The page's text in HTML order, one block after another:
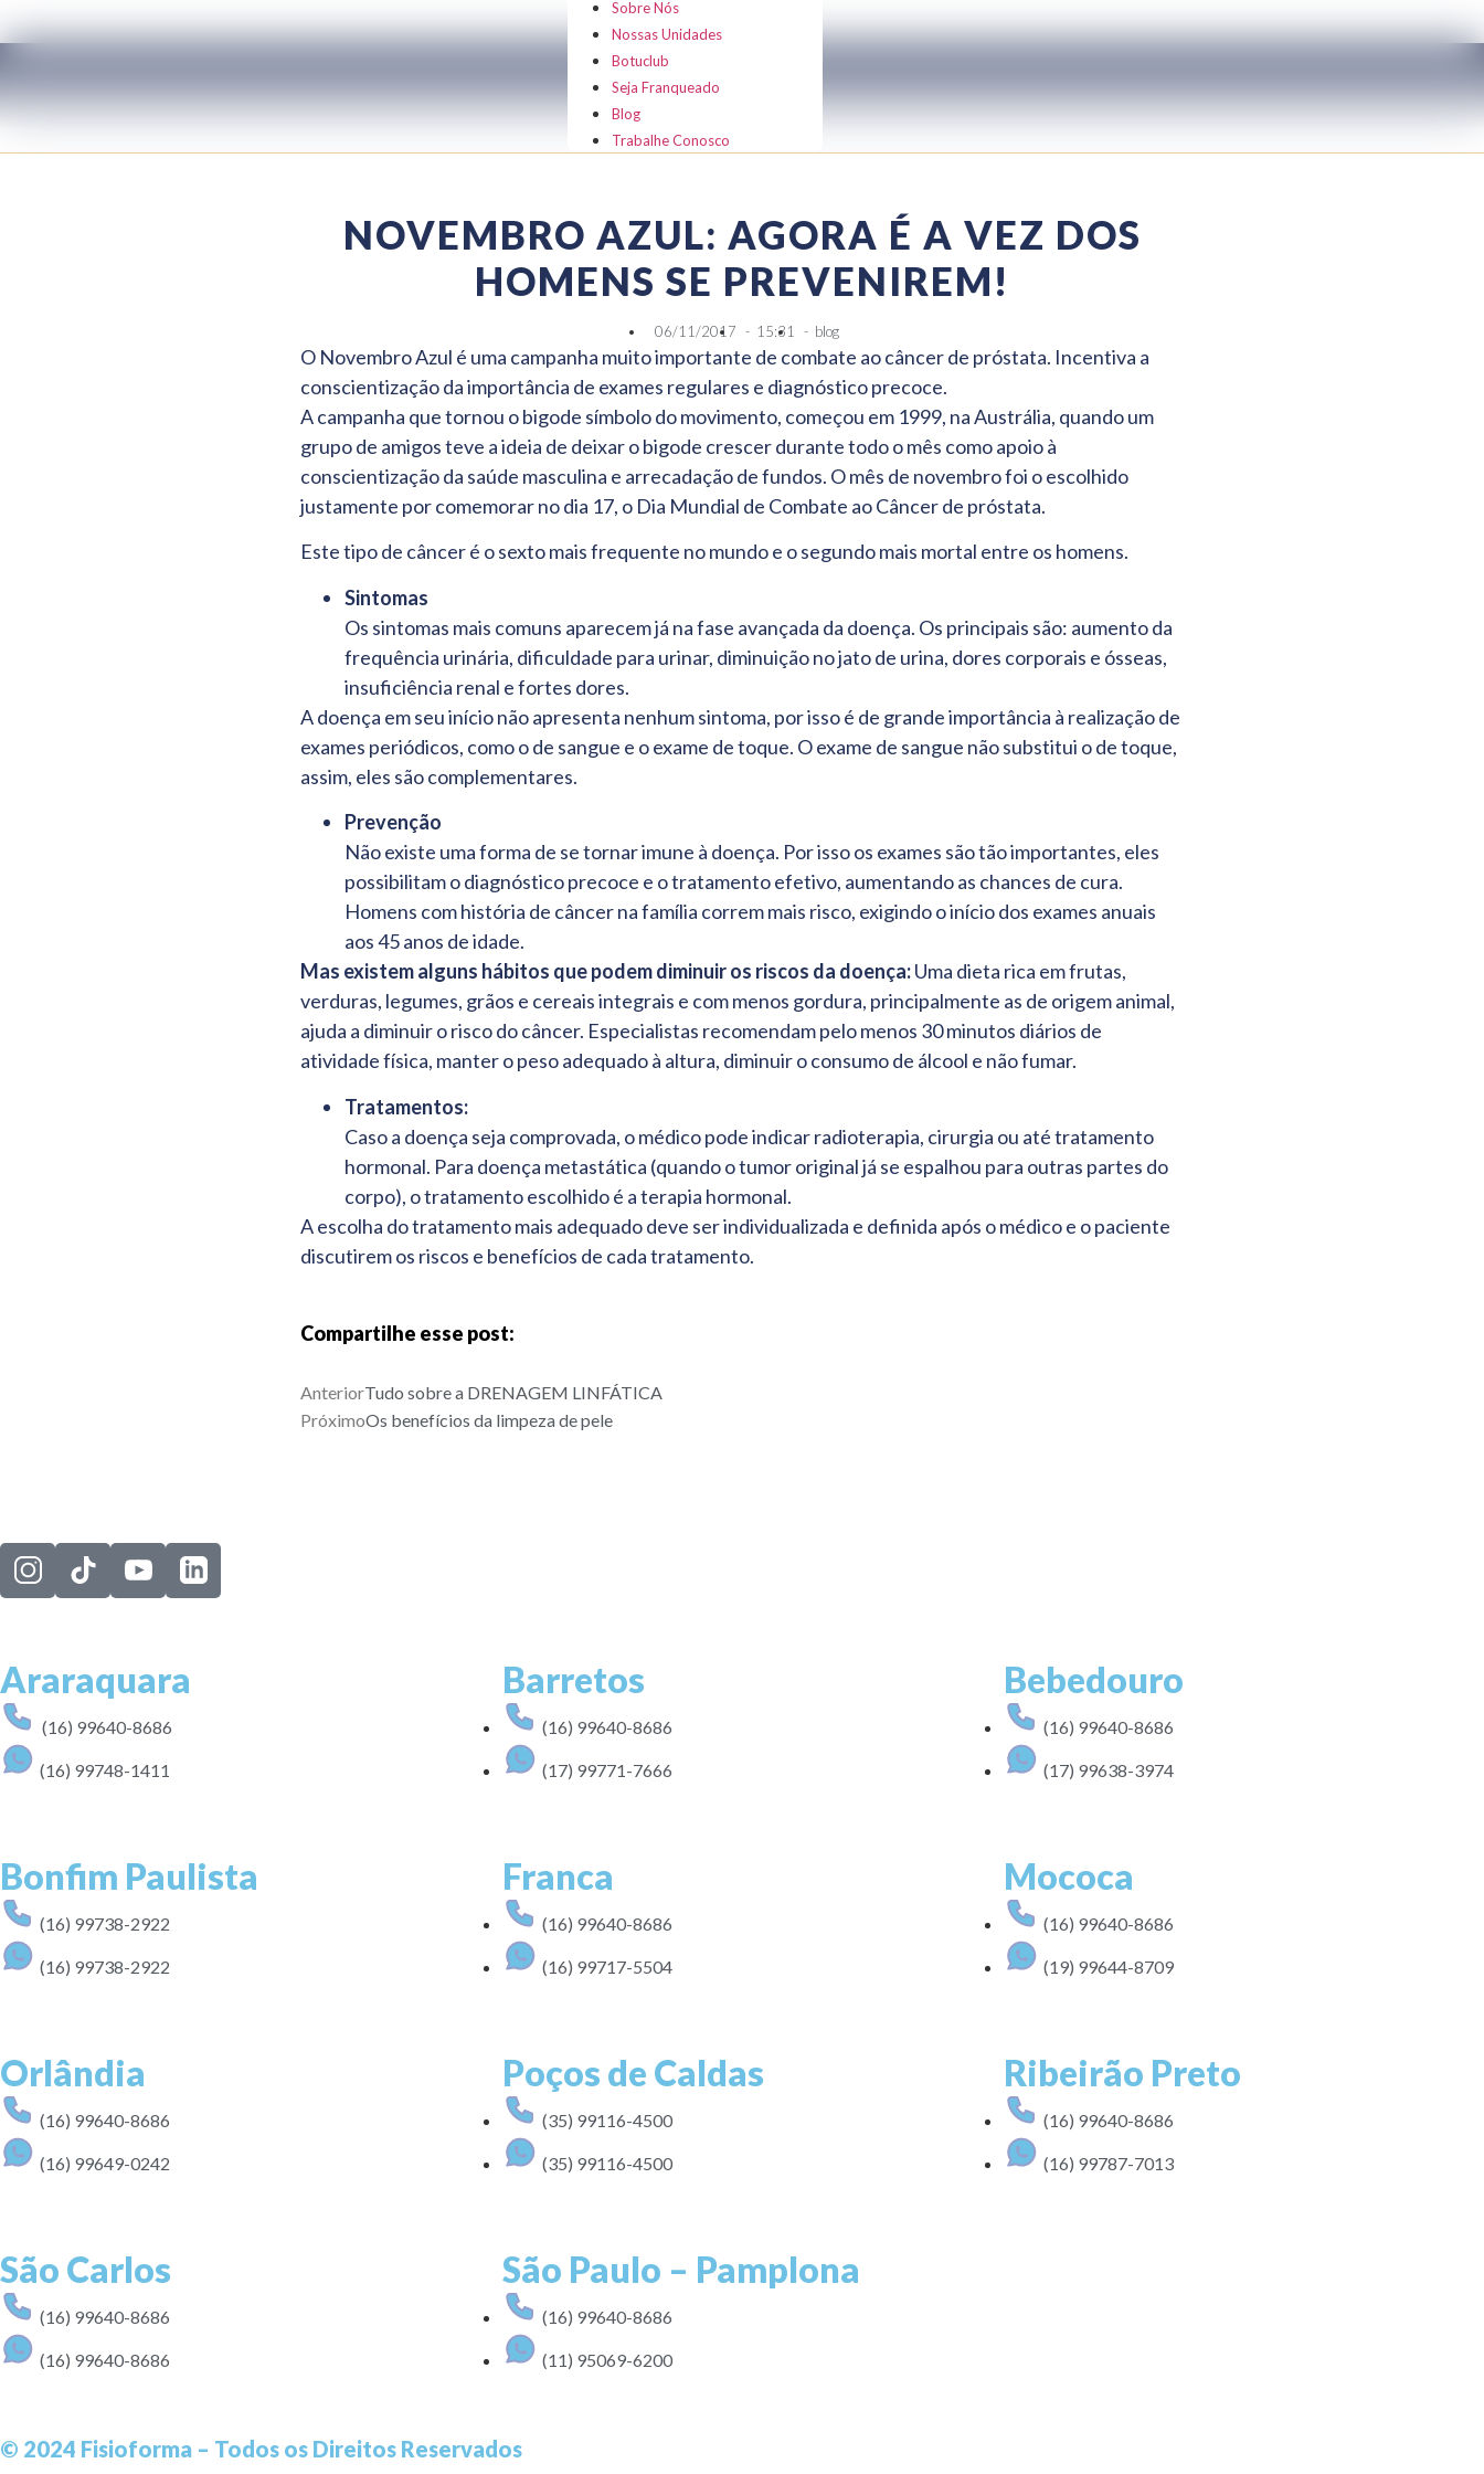
Sobre Nós
Nossas Unidades
Botuclub
Seja Franqueado
Blog
Trabalhe Conosco
NOVEMBRO AZUL: AGORA É A VEZ DOS
HOMENS SE PREVENIREM!
06/11/2017 - 15:31 - blog
O Novembro Azul é uma campanha muito importante de combate ao câncer de próstata. Incentiva a
conscientização da importância de exames regulares e diagnóstico precoce.
A campanha que tornou o bigode símbolo do movimento, começou em 1999, na Austrália, quando um
grupo de amigos teve a ideia de deixar o bigode crescer durante todo o mês como apoio à
conscientização da saúde masculina e arrecadação de fundos. O mês de novembro foi o escolhido
justamente por comemorar no dia 17, o Dia Mundial de Combate ao Câncer de próstata.
Este tipo de câncer é o sexto mais frequente no mundo e o segundo mais mortal entre os homens.
Sintomas
Os sintomas mais comuns aparecem já na fase avançada da doença. Os principais são: aumento da
frequência urinária, dificuldade para urinar, diminuição no jato de urina, dores corporais e ósseas,
insuficiência renal e fortes dores.
A doença em seu início não apresenta nenhum sintoma, por isso é de grande importância à realização de
exames periódicos, como o de sangue e o exame de toque. O exame de sangue não substitui o de toque,
assim, eles são complementares.
Prevenção
Não existe uma forma de se tornar imune à doença. Por isso os exames são tão importantes, eles
possibilitam o diagnóstico precoce e o tratamento efetivo, aumentando as chances de cura.
Homens com história de câncer na família correm mais risco, exigindo o início dos exames anuais
aos 45 anos de idade.
Mas existem alguns hábitos que podem diminuir os riscos da doença:Uma dieta rica em frutas,
verduras, legumes, grãos e cereais integrais e com menos gordura, principalmente as de origem animal,
ajuda a diminuir o risco do câncer. Especialistas recomendam pelo menos 30 minutos diários de
atividade física, manter o peso adequado à altura, diminuir o consumo de álcool e não fumar.
Tratamentos:
Caso a doença seja comprovada, o médico pode indicar radioterapia, cirurgia ou até tratamento
hormonal. Para doença metastática (quando o tumor original já se espalhou para outras partes do
corpo), o tratamento escolhido é a terapia hormonal.
A escolha do tratamento mais adequado deve ser individualizada e definida após o médico e o paciente
discutirem os riscos e benefícios de cada tratamento.
Compartilhe esse post:
AnteriorTudo sobre a DRENAGEM LINFÁTICA
PróximoOs benefícios da limpeza de pele
Araraquara
(16) 99640-8686
(16) 99748-1411
Barretos
(16) 99640-8686
(17) 99771-7666
Bebedouro
(16) 99640-8686
(17) 99638-3974
Bonfim Paulista
(16) 99738-2922
(16) 99738-2922
Franca
(16) 99640-8686
(16) 99717-5504
Mococa
(16) 99640-8686
(19) 99644-8709
Orlândia
(16) 99640-8686
(16) 99649-0242
Poços de Caldas
(35) 99116-4500
(35) 99116-4500
Ribeirão Preto
(16) 99640-8686
(16) 99787-7013
São Carlos
(16) 99640-8686
(16) 99640-8686
São Paulo – Pamplona
(16) 99640-8686
(11) 95069-6200
© 2024 Fisioforma – Todos os Direitos Reservados